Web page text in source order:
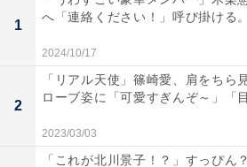
1
へ「連絡ください！」呼び掛ける
2024/10/17
2
「リアル天使」篠崎愛、肩をちら
ローブ姿に「可愛すぎんぞ～」「
2023/03/03
「これが北川景子！？」すっぴん